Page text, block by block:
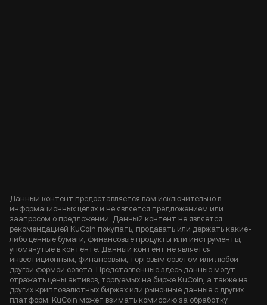
Данный контент предоставляется вам исключительно в
информационных целях и не является предложением или
заапросом о предложении. Данный контент не является
рекомендацией KuCoin покупать, продавать или держать какие-
либо ценные бумаги, финансовые продукты или инструменты,
упомянутые в контенте. Данный контент не является
инвестиционным, финансовым, торговым советом или любой
другой формой совета. Представленные здесь данные могут
отражать цены активов, торгуемых на бирже KuCoin, а также на
других криптовалютных биржах или рыночные данные с других
платформ. KuCoin может взимать комиссию за обработку